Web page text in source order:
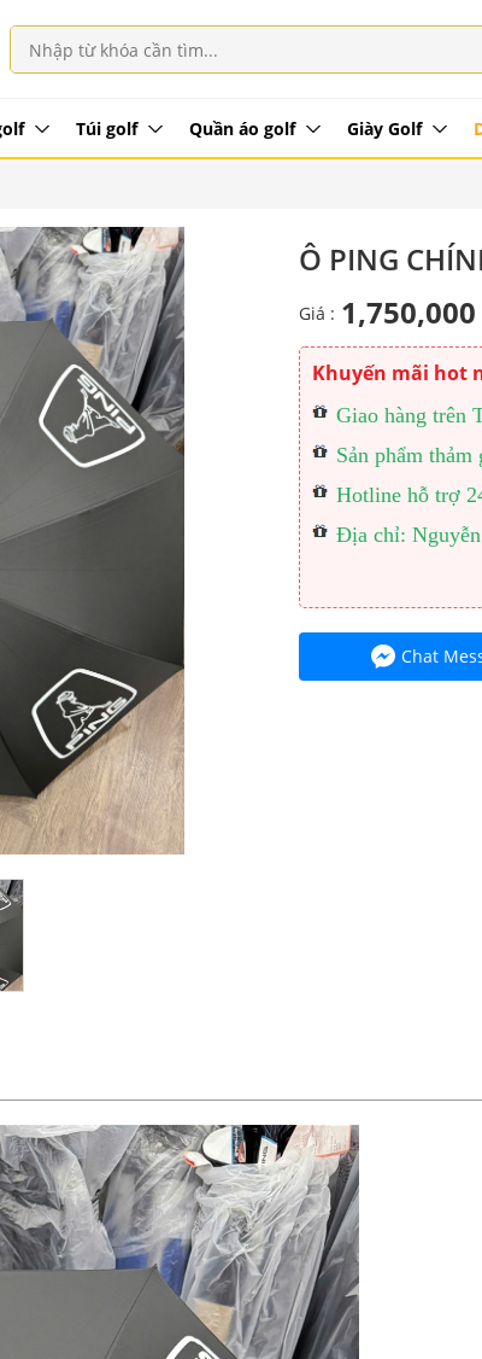
Túi golf Quần áo golf Giày Golf
Ô PING
Giá :
Khuyến mãi hot
Giao hàng trên
Sản phẩm
Hotline hỗ trợ
Địa chỉ:
Chat